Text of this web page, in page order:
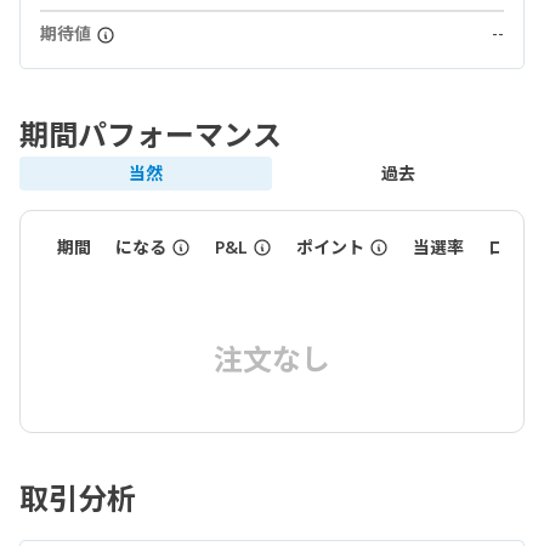
期待値
--
期間パフォーマンス
当然 過去
期間 になる P&L ポイント 当選率 ロット
注文なし
取引分析